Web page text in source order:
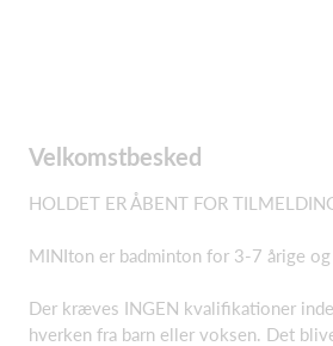
Velkomstbesked
HOLDET ER ÅBENT FOR
MINIton er badminton for 3-7 årige
Der kræves INGEN kvalifikationer
hverken fra barn eller voksen. Det